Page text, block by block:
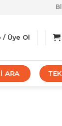
/ Üye Ol
ARA